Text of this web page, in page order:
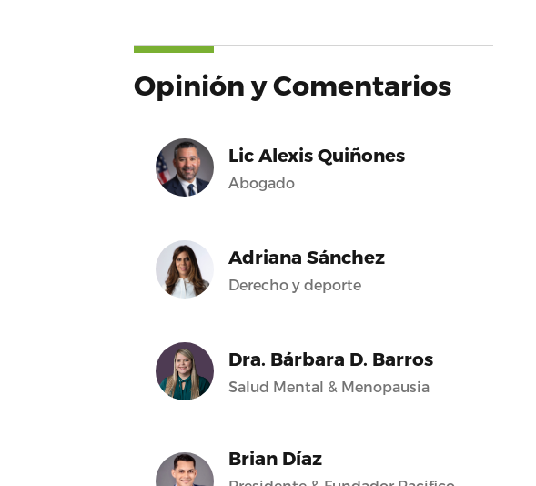
Opinión y Comentarios
Lic Alexis Quiñones
Abogado
Adriana Sánchez
Derecho y deporte
Dra. Bárbara D. Barros
Salud Mental & Menopausia
Brian Díaz